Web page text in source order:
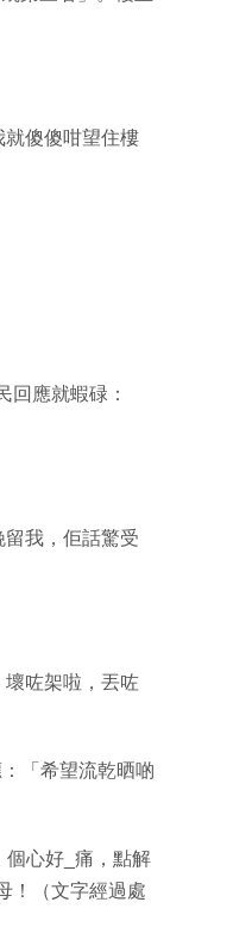
傻傻咁望住樓
回應就蝦碌：
我，佢話驚受
咗架啦，丟咗
「希望流乾晒啲
個心好_痛，點解
！（文字經過處